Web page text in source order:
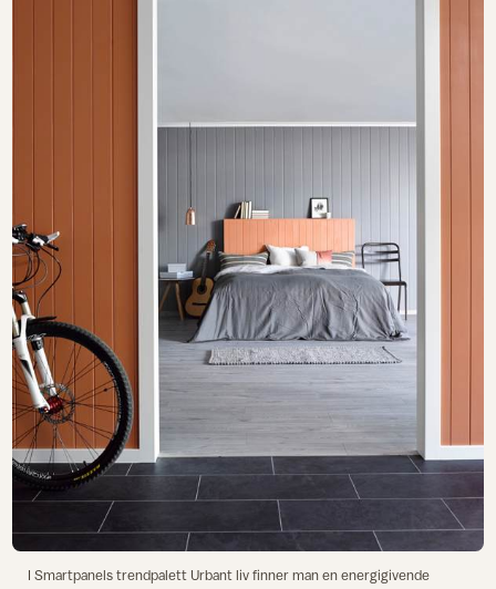
I Smartpanels trendpalett Urbant liv finner man en energigivende